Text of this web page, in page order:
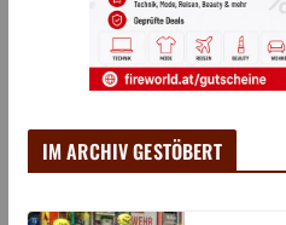
IM ARCHIV GESTÖBERT